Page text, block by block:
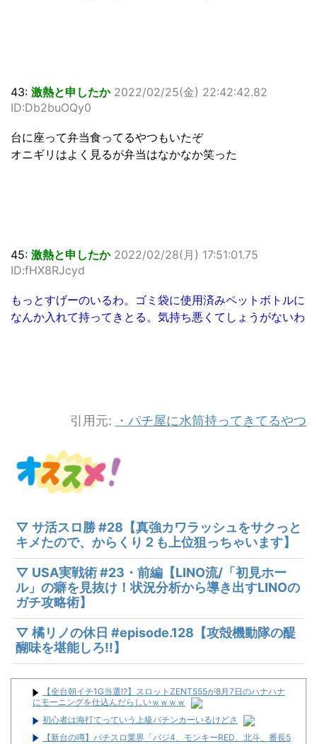
43: 激熱と申したか 2022/02/25(金) 22:42:42.82
ID:Db2buOQy0
台に座って弁当食ってるやつもいたぞ
オニギリはよく見るが弁当はなかなか笑った
45: 激熱と申したか 2022/02/28(月) 17:51:01.75
ID:fHX8RJcyd
もっとすげーのいるわ。ゴミ袋に使用済みペットボトルに
なんか入れて持ってきとる。気持ち悪くてしょうがないわ
引用元: ・パチ屋に水筒持ってきてるやつ
▽ サ活スロ勝 #28【真強カワラッシュをサクっと
キメたので、からくり２も上位狙っちゃいます】
▽ USA実戦術 #23・前編【LINO流/「初見ホー
ル」の癖を見抜け！状況分析から導き出すLINOの
ガチ攻略術】
▽ 橘リノの休日 #episode.128【攻殻機動隊の醍
醐味を堪能しろ!!】
【全台朝イチ1G当選!?】スロットZENT555が8月7日のハナハナ
にモーニングを仕込んだらしいｗｗｗｗ
初心者は海打てっていう上級パチンカーいるけどさ
【新台の噂】パチスロ業界「バジ4、モンキーRED、北斗、番長5